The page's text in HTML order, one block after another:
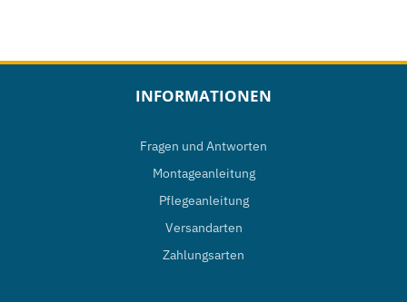
INFORMATIONEN
Fragen und Antworten
Montageanleitung
Pflegeanleitung
Versandarten
Zahlungsarten